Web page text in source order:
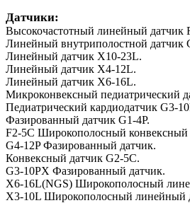
Датчики:
Высокочастотный линейный датчик
Линейный внутриполостной датчик
Линейный датчик X10-23L.
Линейный датчик X4-12L.
Линейный датчик X6-16L.
Микроконвексный педиатрический
Педиатрический кардиодатчик G3-
Фазированный датчик G1-4P.
F2-5C Широкополосный конвексный
G4-12P Фазированный датчик.
Конвексный датчик G2-5C.
G3-10PX Фазированный датчик.
X6-16L(NGS) Широкополосный
X3-10L Широкополосный линейный